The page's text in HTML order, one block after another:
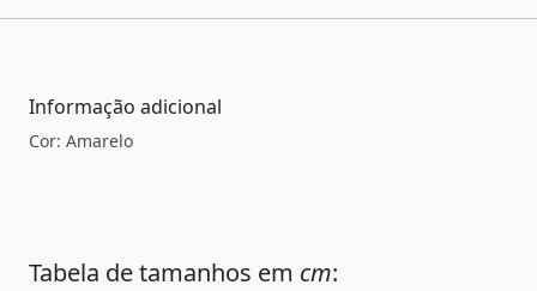
Informação adicional
Cor: Amarelo
Tabela de tamanhos em cm: